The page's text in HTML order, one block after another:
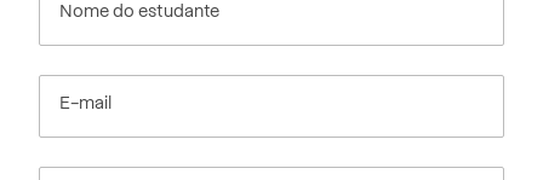
Nome do estudante
E-mail